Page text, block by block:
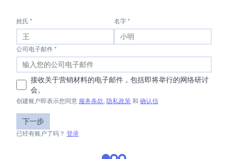
姓氏 * 名字 *
公司电子邮件 *
接收关于营销材料的电子邮件，包括即将举行的网络研讨
会。
创建账户即表示您同意 服务条款, 隐私政策 和 确认信
下一步
已经有账户了吗？ 登录